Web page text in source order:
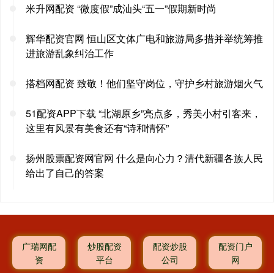
米升网配资 “微度假”成汕头“五一”假期新时尚
辉华配资官网 恒山区文体广电和旅游局多措并举统筹推
进旅游乱象纠治工作
搭档网配资 致敬！他们坚守岗位，守护乡村旅游烟火气
51配资APP下载 “北湖原乡”亮点多，秀美小村引客来，
这里有风景有美食还有“诗和情怀”
扬州股票配资网官网 什么是向心力？清代新疆各族人民
给出了自己的答案
广瑞网配
资
炒股配资
平台
配资炒股
公司
配资门户
网